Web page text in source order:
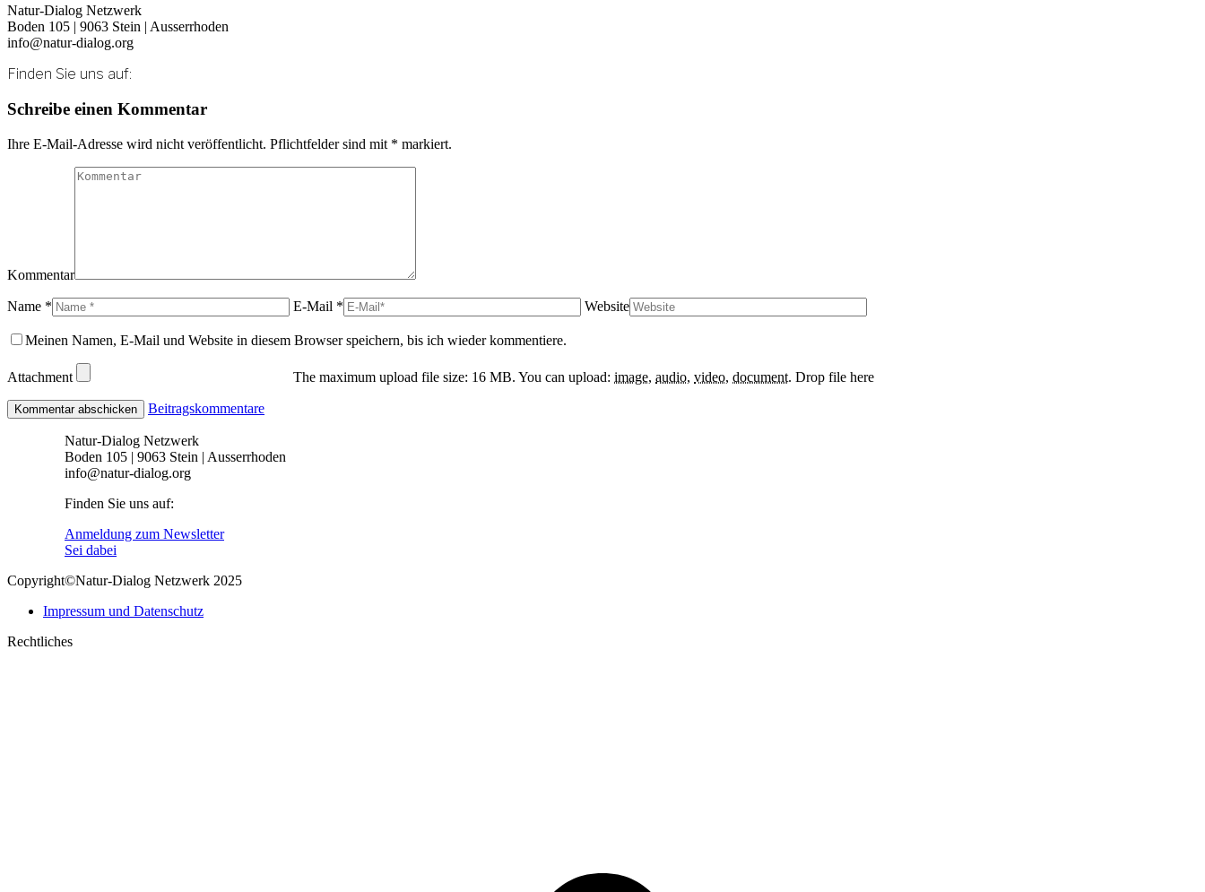
Natur-Dialog Netzwerk
Boden 105 | 9063 Stein | Ausserrhoden
info@natur-dialog.org
Finden Sie uns auf:
Linkedin
page
opens
in
E-
Mail
page
opens
Schreibe einen Kommentar
Ihre E-Mail-Adresse wird nicht veröffentlicht. Pflichtfelder sind mit * markiert.
Kommentar
Name * E-Mail * Website
Meinen Namen, E-Mail und Website in diesem Browser speichern, bis ich wieder kommentiere.
Attachment The maximum upload file size: 16 MB. You can upload: image, audio, video, document. Drop file here
Beitragskommentare
Natur-Dialog Netzwerk
Boden 105 | 9063 Stein | Ausserrhoden
info@natur-dialog.org
Finden Sie uns auf:
Linkedin
page
in
window
E-
Mail
opens
new
Anmeldung zum Newsletter
Sei dabei
Copyright©Natur-Dialog Netzwerk 2025
Impressum und Datenschutz
Rechtliches